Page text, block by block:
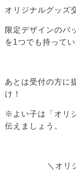
オリジナルグッズ
限定デザインのパ
を1つでも持って
あとは受付の方に
け！
※よい子は「オリ
伝えましょう。
＼オリ